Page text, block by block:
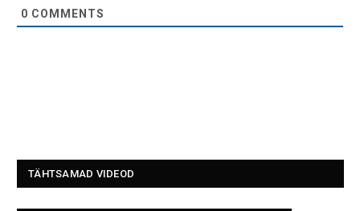
0 COMMENTS
TÄHTSAMAD VIDEOD